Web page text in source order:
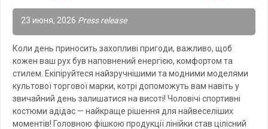
23 июня, 2026 Press release
Коли день приносить захопливі пригоди, важливо, щоб
кожен ваш рух був наповнений енергією, комфортом та
стилем. Екіпіруйтеся найзручнішими та модними моделями
культової торгової марки, котрі допоможуть вам навіть у
звичайний день залишатися на висоті! Чоловічі спортивні
костюми адідас — найкраще рішення для найвеселіших
моментів! Головною фішкою продукції лінійки став цілісний